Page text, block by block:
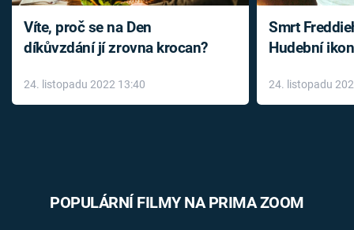
Víte, proč se na Den
díkůvzdání jí zrovna krocan?
24. listopadu 2022 13:40
Smrt
Hudební
léky
24. listopadu
POPULÁRNÍ FILMY NA PRIMA ZOOM